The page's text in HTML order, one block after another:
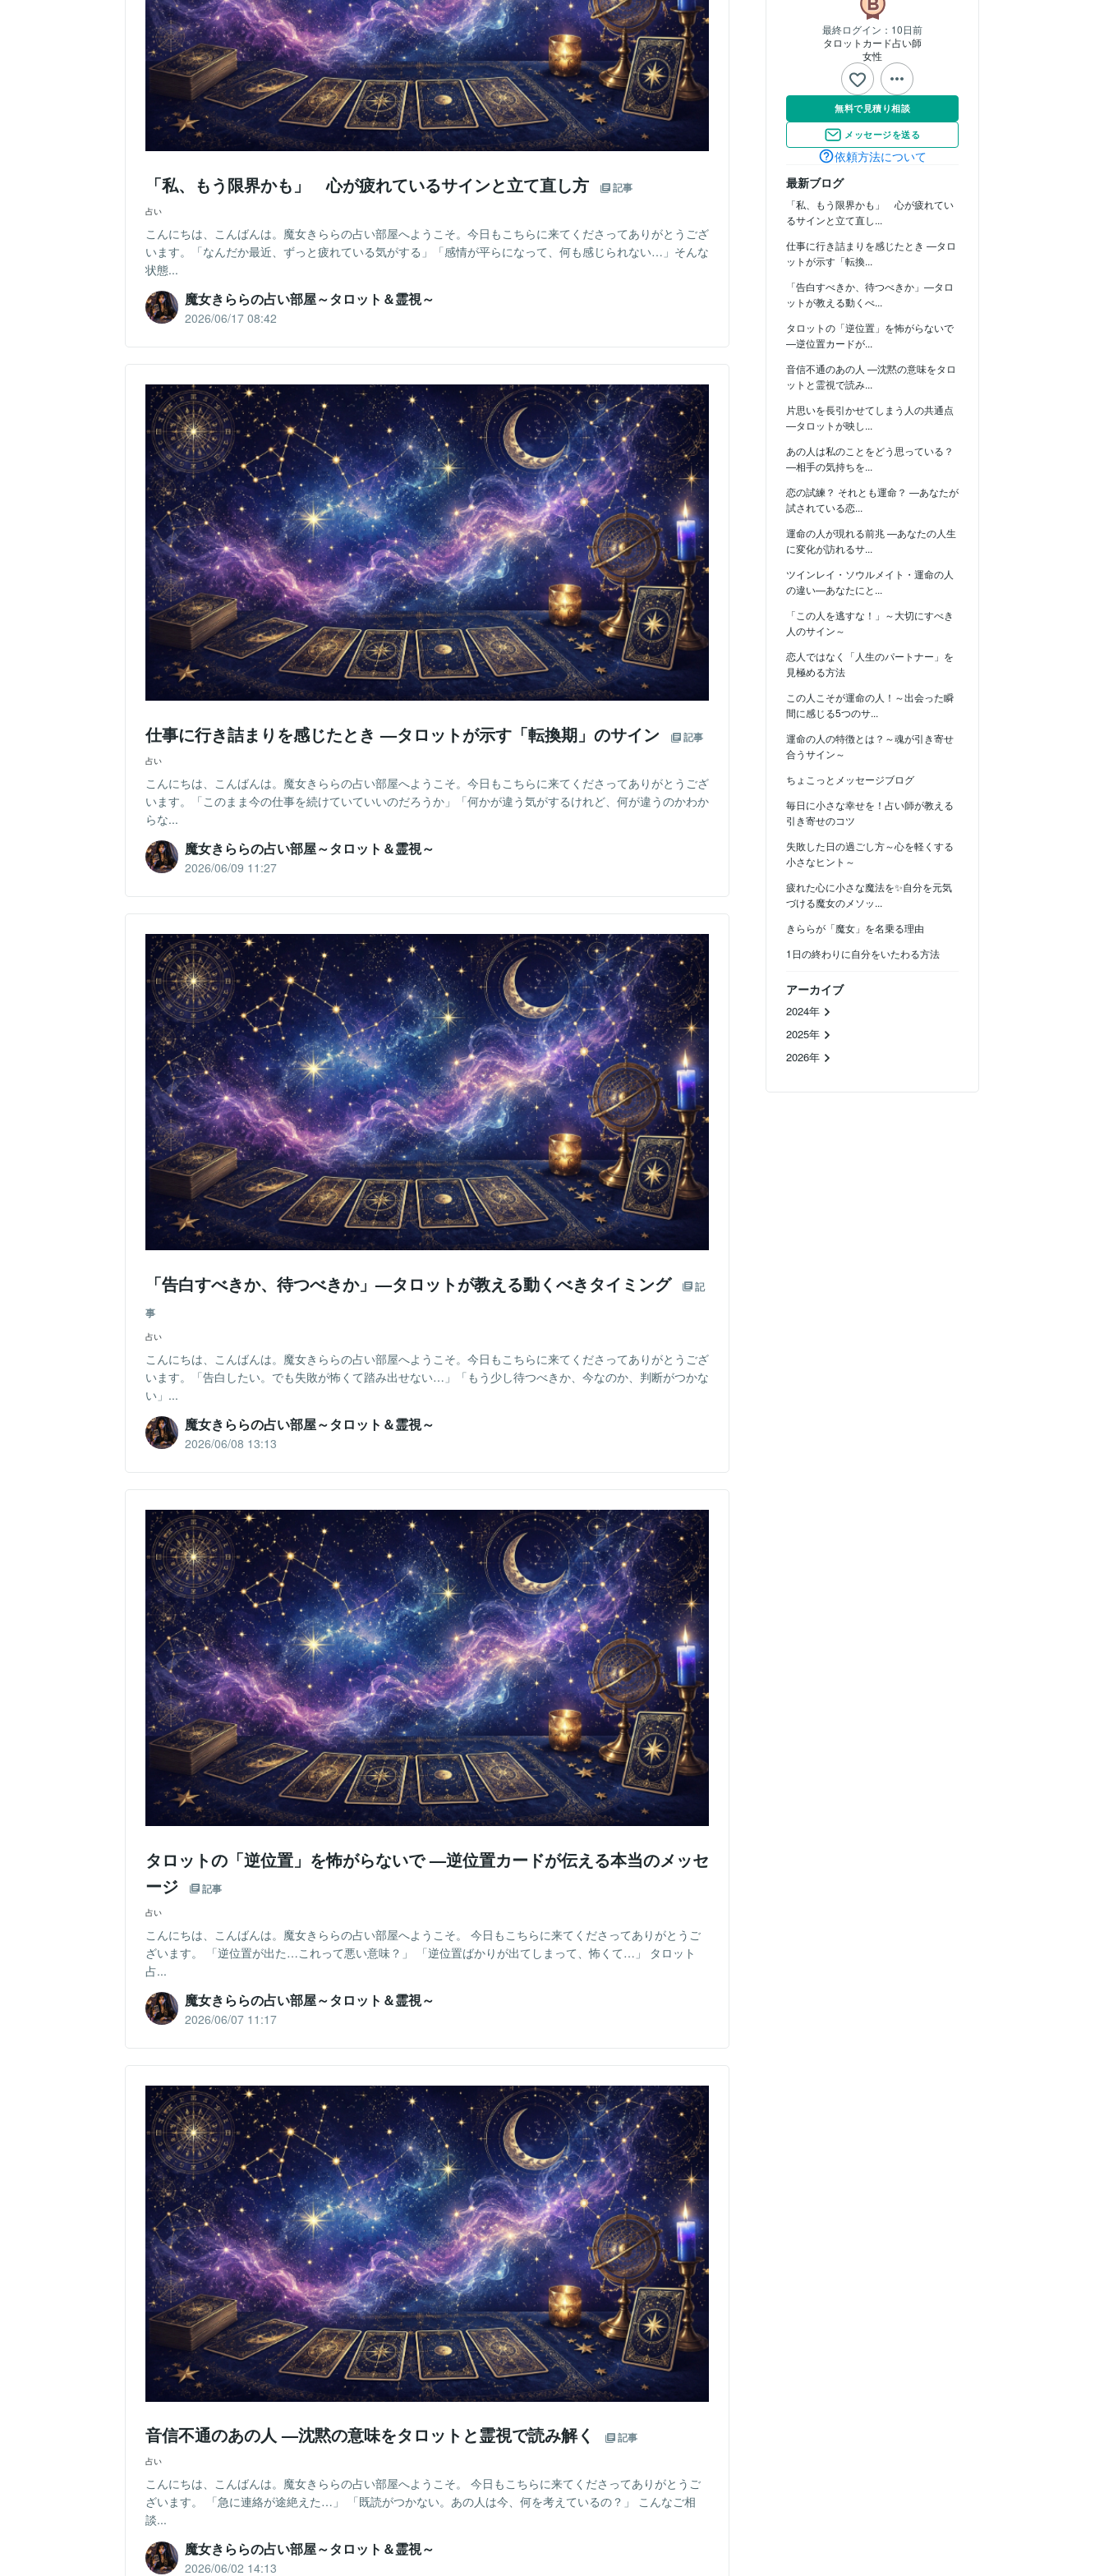
最終ログイン： 10日前
タロットカード占い師
女性
無料で見積り相談
メッセージを送る
依頼方法について
最新ブログ
「私、もう限界かも」 心が疲れてい
るサインと立て直し...
仕事に行き詰まりを感じたとき —タロ
ットが示す「転換...
「告白すべきか、待つべきか」—タロ
ットが教える動くべ...
タロットの「逆位置」を怖がらないで
—逆位置カードが...
音信不通のあの人 —沈黙の意味をタロ
ットと霊視で読み...
片思いを長引かせてしまう人の共通点
—タロットが映し...
あの人は私のことをどう思っている？
—相手の気持ちを...
恋の試練？ それとも運命？ —あなたが
試されている恋...
運命の人が現れる前兆 —あなたの人生
に変化が訪れるサ...
ツインレイ・ソウルメイト・運命の人
の違い—あなたにと...
「この人を逃すな！」～大切にすべき
人のサイン～
恋人ではなく「人生のパートナー」を
見極める方法
この人こそが運命の人！～出会った瞬
間に感じる5つのサ...
運命の人の特徴とは？～魂が引き寄せ
合うサイン～
ちょこっとメッセージブログ
毎日に小さな幸せを！占い師が教える
引き寄せのコツ
失敗した日の過ごし方～心を軽くする
小さなヒント～
疲れた心に小さな魔法を✨自分を元気
づける魔女のメソッ...
きららが「魔女」を名乗る理由
1日の終わりに自分をいたわる方法
アーカイブ
2024年
2025年
2026年
「私、もう限界かも」 心が疲れているサインと立て直し方 記事
占い
こんにちは、こんばんは。魔女きららの占い部屋へようこそ。今日もこちらに来てくださってありがとうござ
います。「なんだか最近、ずっと疲れている気がする」「感情が平らになって、何も感じられない…」そんな
状態...
魔女きららの占い部屋～タロット＆霊視～
2026/06/17 08:42
仕事に行き詰まりを感じたとき —タロットが示す「転換期」のサイン 記事
占い
こんにちは、こんばんは。魔女きららの占い部屋へようこそ。今日もこちらに来てくださってありがとうござ
います。「このまま今の仕事を続けていていいのだろうか」「何かが違う気がするけれど、何が違うのかわか
らな...
魔女きららの占い部屋～タロット＆霊視～
2026/06/09 11:27
「告白すべきか、待つべきか」—タロットが教える動くべきタイミング
記
事
占い
こんにちは、こんばんは。魔女きららの占い部屋へようこそ。今日もこちらに来てくださってありがとうござ
います。「告白したい。でも失敗が怖くて踏み出せない…」「もう少し待つべきか、今なのか、判断がつかな
い」...
魔女きららの占い部屋～タロット＆霊視～
2026/06/08 13:13
タロットの「逆位置」を怖がらないで —逆位置カードが伝える本当のメッセ
ージ
記事
占い
こんにちは、こんばんは。魔女きららの占い部屋へようこそ。 今日もこちらに来てくださってありがとうご
ざいます。 「逆位置が出た…これって悪い意味？」 「逆位置ばかりが出てしまって、怖くて…」 タロット
占...
魔女きららの占い部屋～タロット＆霊視～
2026/06/07 11:17
音信不通のあの人 —沈黙の意味をタロットと霊視で読み解く 記事
占い
こんにちは、こんばんは。魔女きららの占い部屋へようこそ。 今日もこちらに来てくださってありがとうご
ざいます。 「急に連絡が途絶えた…」 「既読がつかない。あの人は今、何を考えているの？」 こんなご相
談...
魔女きららの占い部屋～タロット＆霊視～
2026/06/02 14:13